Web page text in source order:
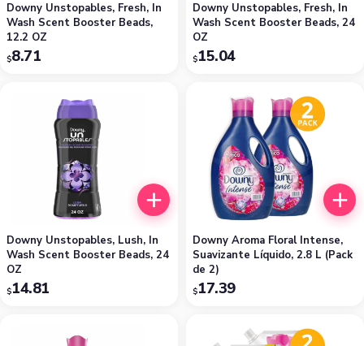
Downy Unstopables, Fresh, In
Wash Scent Booster Beads,
12.2 OZ
$8.71
Downy Unstopables, Fresh, In
Wash Scent Booster Beads, 24
OZ
$15.04
Downy Unstopables, Lush, In
Wash Scent Booster Beads, 24
OZ
$14.81
Downy Aroma Floral Intense,
Suavizante Líquido, 2.8 L (Pack
de 2)
$17.39